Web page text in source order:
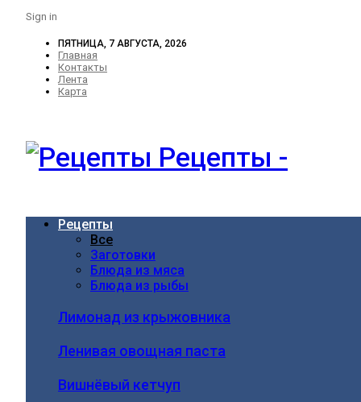
Sign in
ПЯТНИЦА, 7 АВГУСТА, 2026
Главная
Контакты
Лента
Карта
Рецепты -
Рецепты
Все
Заготовки
Блюда из мяса
Блюда из рыбы
Лимонад из крыжовника
Ленивая овощная паста
Вишнёвый кетчуп